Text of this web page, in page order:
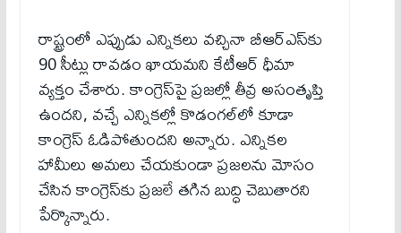
రాష్ట్రంలో ఎప్పుడు ఎన్నికలు వచ్చినా బీఆర్ఎస్‌కు
90 సీట్లు రావడం ఖాయమని కేటీఆర్ ధీమా
వ్యక్తం చేశారు. కాంగ్రెస్‌పై ప్రజల్లో తీవ్ర అసంతృప్తి
ఉందని, వచ్చే ఎన్నికల్లో కొడంగల్‌లో కూడా
కాంగ్రెస్ ఓడిపోతుందని అన్నారు. ఎన్నికల
హామీలు అమలు చేయకుండా ప్రజలను మోసం
చేసిన కాంగ్రెస్‌కు ప్రజలే తగిన బుద్ధి చెబుతారని
పేర్కొన్నారు.